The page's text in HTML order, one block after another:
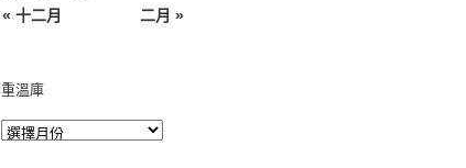
« 十二月 二月 »
重溫庫